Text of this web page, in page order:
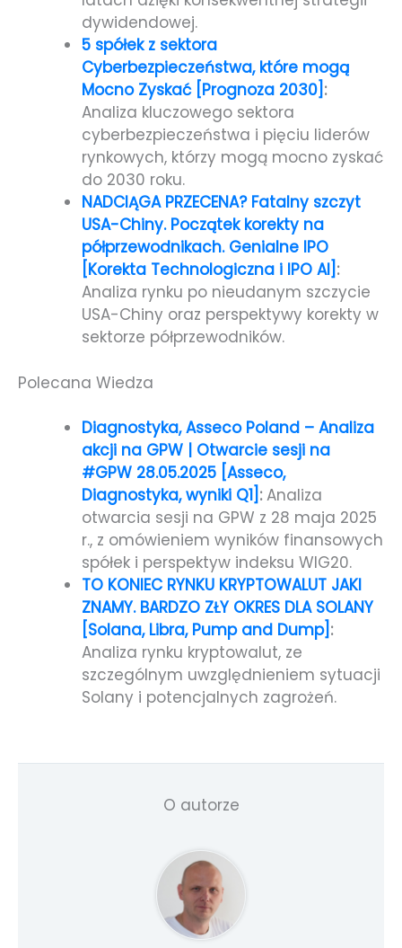
dywidendowej.
5 spółek z sektora
Cyberbezpieczeństwa, które mogą
Mocno Zyskać [Prognoza 2030] :
Analiza kluczowego sektora
cyberbezpieczeństwa i pięciu liderów
rynkowych, którzy mogą mocno zyskać
do 2030 roku.
NADCIĄGA PRZECENA? Fatalny szczyt
USA-Chiny. Początek korekty na
półprzewodnikach. Genialne IPO
[Korekta Technologiczna i IPO AI] :
Analiza rynku po nieudanym szczycie
USA-Chiny oraz perspektywy korekty w
sektorze półprzewodników.
Polecana Wiedza
Diagnostyka, Asseco Poland – Analiza
akcji na GPW | Otwarcie sesji na
#GPW 28.05.2025 [Asseco,
Diagnostyka, wyniki Q1] :Analiza
otwarcia sesji na GPW z 28 maja 2025
r., z omówieniem wyników finansowych
spółek i perspektyw indeksu WIG20.
TO KONIEC RYNKU KRYPTOWALUT JAKI
ZNAMY. BARDZO ZŁY OKRES DLA SOLANY
[Solana, Libra, Pump and Dump] :
Analiza rynku kryptowalut, ze
szczególnym uwzględnieniem sytuacji
Solany i potencjalnych zagrożeń.
O autorze